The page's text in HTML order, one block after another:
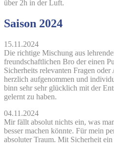
über 2h in der Luft.
Saison 2024
15.11.2024
Die richtige Mischung aus
freundschaftlichen Bro der einen
Sicherheits relevanten Fragen
herzlich aufgenommen und
binn sehr sehr glücklich mit der
gelernt zu haben.
04.11.2024
Mir fällt absolut nichts ein, was
besser machen könnte. Für mein
absoluter Traum. Mit Sicherheit